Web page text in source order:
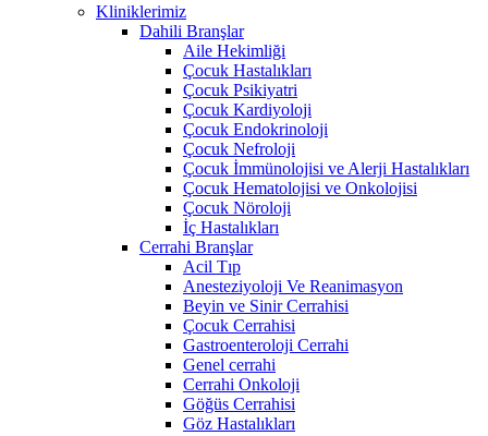
Kliniklerimiz
Dahili Branşlar
Aile Hekimliği
Çocuk Hastalıkları
Çocuk Psikiyatri
Çocuk Kardiyoloji
Çocuk Endokrinoloji
Çocuk Nefroloji
Çocuk İmmünolojisi ve Alerji Hastalıkları
Çocuk Hematolojisi ve Onkolojisi
Çocuk Nöroloji
İç Hastalıkları
Cerrahi Branşlar
Acil Tıp
Anesteziyoloji Ve Reanimasyon
Beyin ve Sinir Cerrahisi
Çocuk Cerrahisi
Gastroenteroloji Cerrahi
Genel cerrahi
Cerrahi Onkoloji
Göğüs Cerrahisi
Göz Hastalıkları